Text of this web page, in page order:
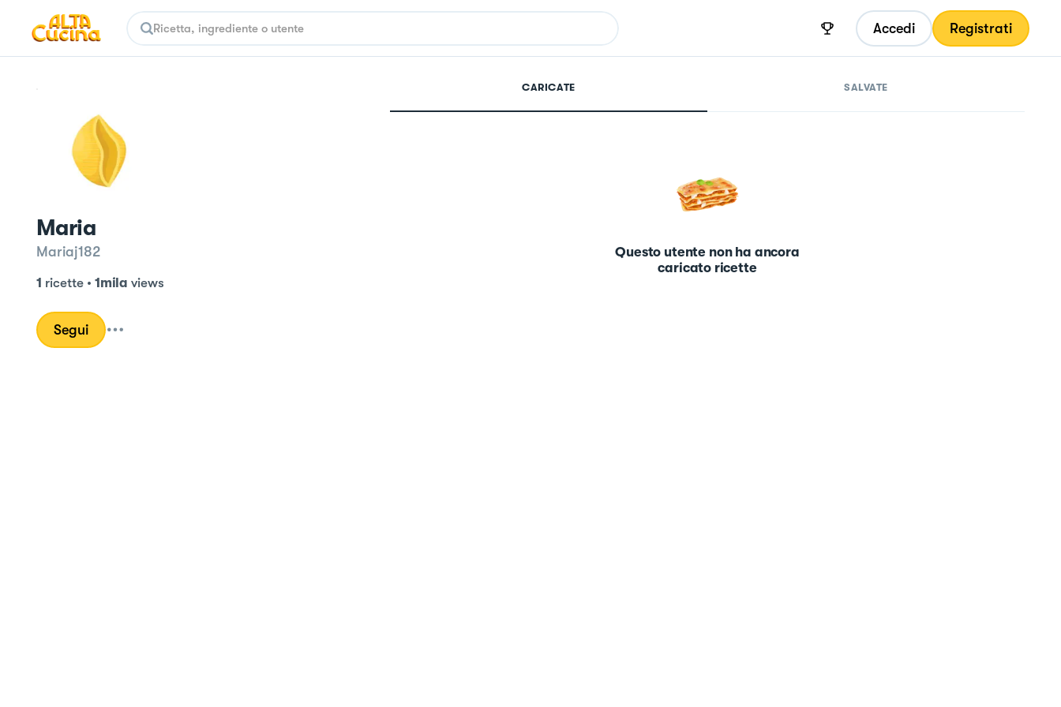
Accedi Registrati
Maria
Mariaj182
1 ricette• 1mila views
Segui
CARICATE SALVATE
Questo utente non ha ancora
caricato ricette